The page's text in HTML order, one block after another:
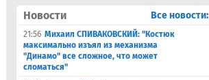
Новости Все новости:
21:56 Михаил СПИВАКОВСКИЙ: "Костюк
максимально изъял из механизма
"Динамо" все сложное, что может
сломаться"